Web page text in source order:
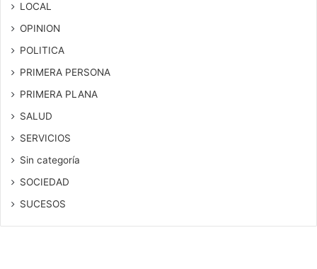
LOCAL
OPINION
POLITICA
PRIMERA PERSONA
PRIMERA PLANA
SALUD
SERVICIOS
Sin categoría
SOCIEDAD
SUCESOS